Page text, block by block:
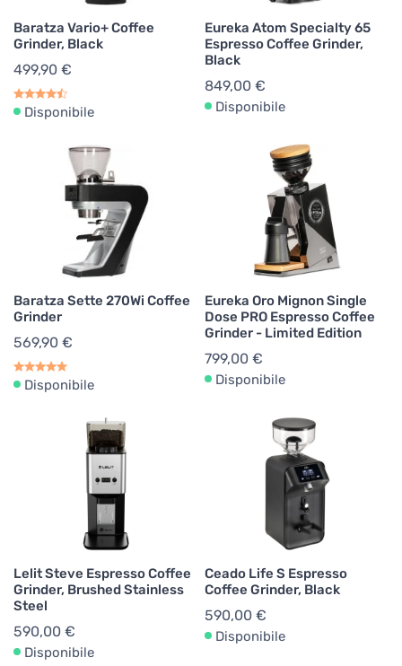
Baratza Vario+ Coffee
Grinder, Black
499,90 €
Disponibile
Eureka Atom Specialty 65
Espresso Coffee Grinder,
Black
849,00 €
Disponibile
Baratza Sette 270Wi Coffee
Grinder
569,90 €
Disponibile
Eureka Oro Mignon Single
Dose PRO Espresso Coffee
Grinder - Limited Edition
799,00 €
Disponibile
Lelit Steve Espresso Coffee
Grinder, Brushed Stainless
Steel
590,00 €
Disponibile
Ceado Life S Espresso
Coffee Grinder, Black
590,00 €
Disponibile